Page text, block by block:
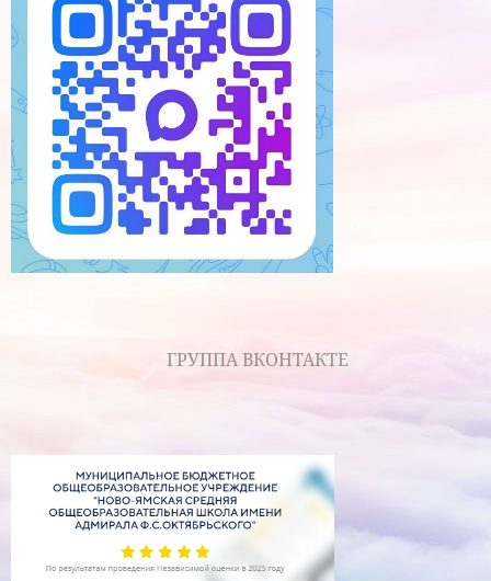
ГРУППА ВКОНТАКТЕ